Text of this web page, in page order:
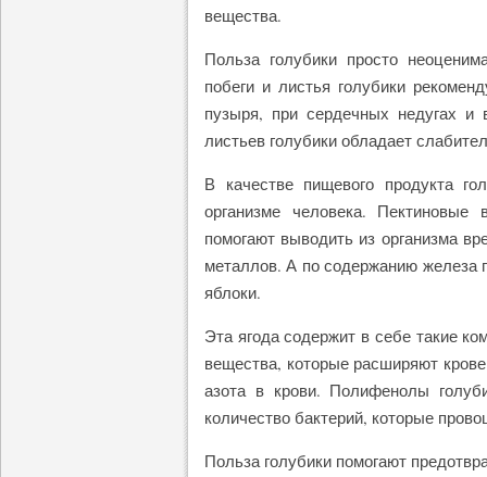
вещества.
Польза голубики просто
побеги и листья голубики
пузыря, при сердечных недугах и
листьев голубики обладает
В качестве пищевого продукта
организме человека. Пектиновые
помогают выводить из организма
металлов. А по содержанию железа
яблоки.
Эта ягода содержит в себе такие
вещества, которые расширяют
азота в крови. Полифенолы
количество бактерий, которые
Польза голубики помогают